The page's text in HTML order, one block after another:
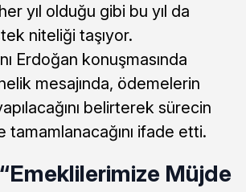
yıl olduğu gibi bu yıl da
niteliği taşıyor.
Erdoğan konuşmasında
mesajında, ödemelerin
belirterek sürecin
tamamlanacağını ifade etti.
Müjde